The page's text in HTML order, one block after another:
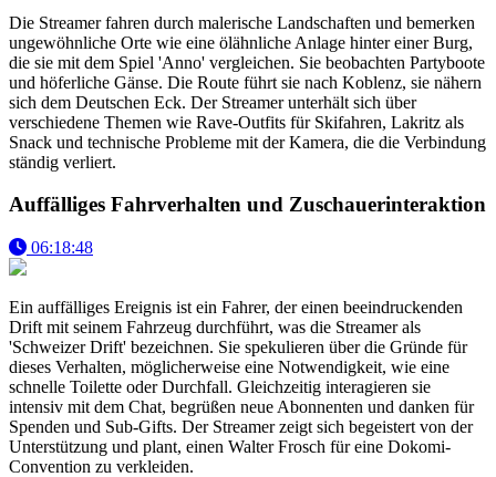
Die Streamer fahren durch malerische Landschaften und bemerken
ungewöhnliche Orte wie eine ölähnliche Anlage hinter einer Burg,
die sie mit dem Spiel 'Anno' vergleichen. Sie beobachten Partyboote
und höferliche Gänse. Die Route führt sie nach Koblenz, sie nähern
sich dem Deutschen Eck. Der Streamer unterhält sich über
verschiedene Themen wie Rave-Outfits für Skifahren, Lakritz als
Snack und technische Probleme mit der Kamera, die die Verbindung
ständig verliert.
Auffälliges Fahrverhalten und Zuschauerinteraktion
06:18:48
Ein auffälliges Ereignis ist ein Fahrer, der einen beeindruckenden
Drift mit seinem Fahrzeug durchführt, was die Streamer als
'Schweizer Drift' bezeichnen. Sie spekulieren über die Gründe für
dieses Verhalten, möglicherweise eine Notwendigkeit, wie eine
schnelle Toilette oder Durchfall. Gleichzeitig interagieren sie
intensiv mit dem Chat, begrüßen neue Abonnenten und danken für
Spenden und Sub-Gifts. Der Streamer zeigt sich begeistert von der
Unterstützung und plant, einen Walter Frosch für eine Dokomi-
Convention zu verkleiden.